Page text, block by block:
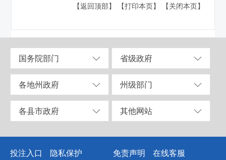
【返回顶部】
【打印本页】 【关闭本页】
国务院部门 省级政府
各地州政府 州级部门
各县市政府 其他网站
投注入口 隐私保护 免责声明 在线客服